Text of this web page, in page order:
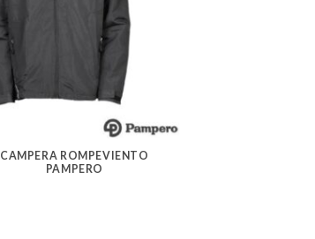
CAMPERA ROMPEVIENTO
PAMPERO